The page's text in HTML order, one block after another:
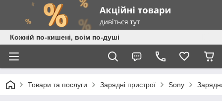
Кожній по-кишені, всім по-душі
Товари та послуги Зарядні пристрої Sony